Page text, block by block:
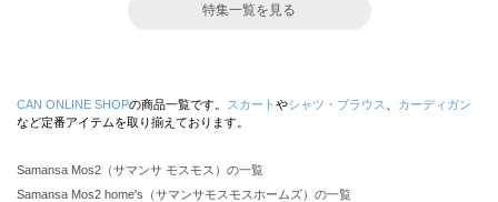
特集一覧を見る
CAN ONLINE SHOPの商品一覧です。 スカート やシャツ・ブラウス
カーディガン
など定番アイテムを取り揃えております。
Samansa Mos2（サマンサ モスモス）の一覧
Samansa Mos2 home's（サマンサモスモスホームズ）の一覧